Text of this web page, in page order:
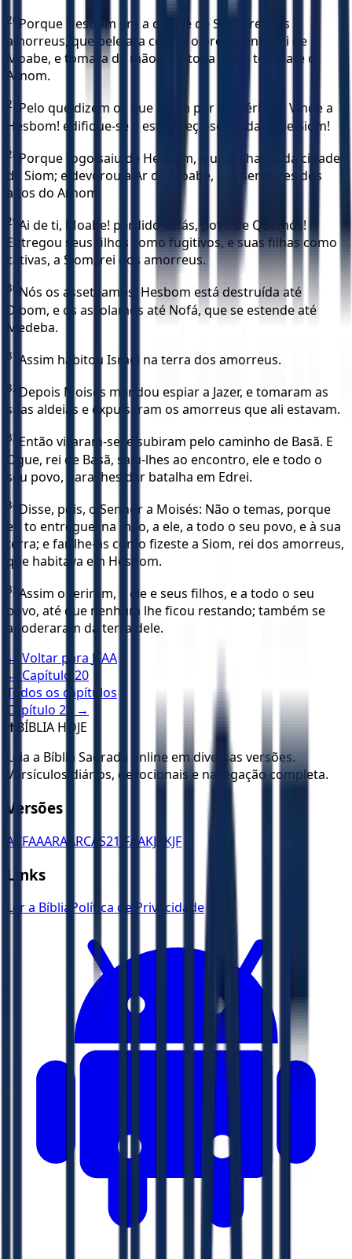
26 Porque Hesbom era a cidade de Siom, rei dos
amorreus, que pelejara contra o precedente rei de
Moabe, e tomara da mão dele toda a sua terra até o
Arnom.
27 Pelo que dizem os que falam por provérbios: Vinde a
Hesbom! edifique-se e estabeleça-se a cidade de Siom!
28 Porque fogo saiu de Hesbom, e uma chama da cidade
de Siom; e devorou a Ar de Moabe, aos senhores dos
altos do Arnom.
29 Ai de ti, Moabe! perdido estás, povo de Quemós!
Entregou seus filhos como fugitivos, e suas filhas como
cativas, a Siom, rei dos amorreus.
30 Nós os asseteamos; Hesbom está destruída até
Dibom, e os assolamos até Nofá, que se estende até
Medeba.
31 Assim habitou Israel na terra dos amorreus.
32 Depois Moisés mandou espiar a Jazer, e tomaram as
suas aldeias e expulsaram os amorreus que ali estavam.
33 Então viraram-se, e subiram pelo caminho de Basã. E
Ogue, rei de Basã, saiu-lhes ao encontro, ele e todo o
seu povo, para lhes dar batalha em Edrei.
34 Disse, pois, o Senhor a Moisés: Não o temas, porque
eu to entreguei na mão, a ele, a todo o seu povo, e à sua
terra; e far-lhe-ás como fizeste a Siom, rei dos amorreus,
que habitava em Hesbom.
35 Assim o feriram, a ele e seus filhos, e a todo o seu
povo, até que nenhum lhe ficou restando; também se
apoderaram da terra dele.
← Voltar para JFAA
← Capítulo 20
Todos os capítulos
Capítulo 22
→
✝️ BÍBLIA HOJE
Leia a Bíblia Sagrada online em diversas versões.
Versículos diários, devocionais e navegação completa.
Versões
ACFAAARA ARCAS21 JFAAKJA KJF
Links
Ler a Bíblia Política de Privacidade